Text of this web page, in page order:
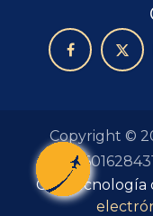
Copyright ©
Con tecnología